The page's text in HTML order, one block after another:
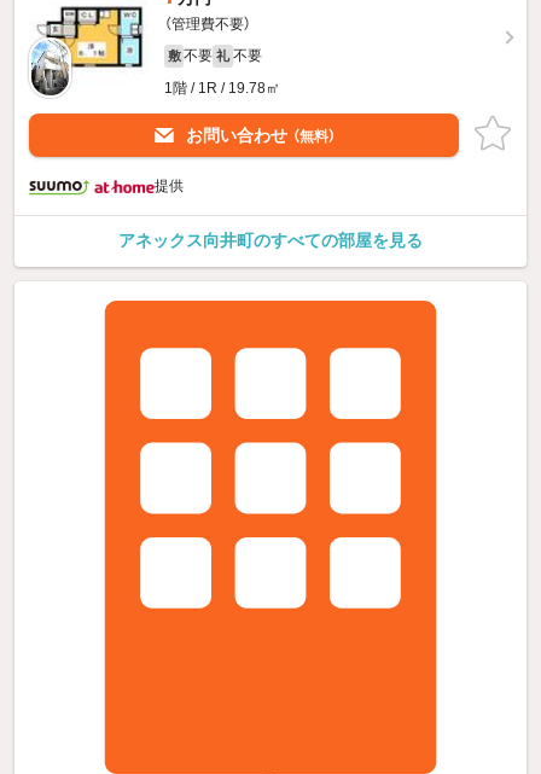
（管理費不要）
敷 不要 礼 不要
1階 / 1R / 19.78㎡
お問い合わせ （無料）
提供
アネックス向井町のすべての部屋を見る